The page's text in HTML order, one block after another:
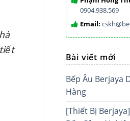
0904.938.569
Email:
Bài viết mới
Bếp Âu Berjaya
Hàng
[Thiết Bị